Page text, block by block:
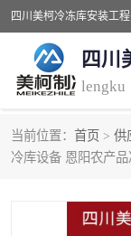
四川
lengku
当前位置： 首页 > 供
冷库设备 恩阳农产
冷库安装，冷
成都冻库，成